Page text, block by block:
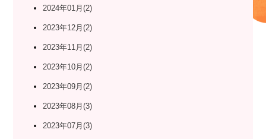
2024年01月(2)
2023年12月(2)
2023年11月(2)
2023年10月(2)
2023年09月(2)
2023年08月(3)
2023年07月(3)